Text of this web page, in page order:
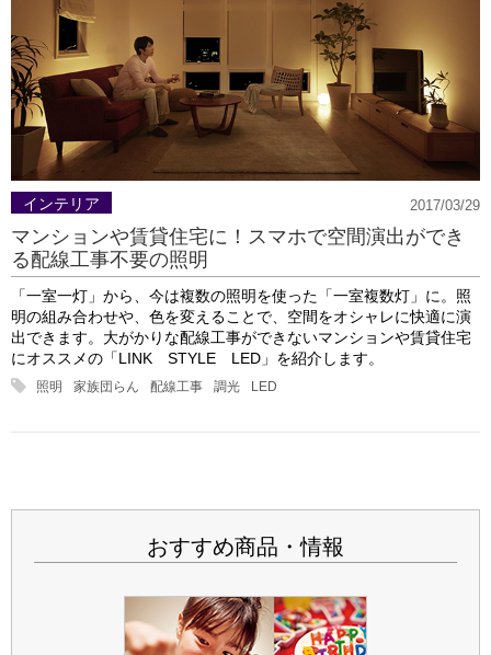
インテリア
マンションや賃貸住宅に！スマホで空間演出ができ
る配線工事不要の照明
2017/03/29
「一室一灯」から、今は複数の照明を使った「一室複数灯」に。照
明の組み合わせや、色を変えることで、空間をオシャレに快適に演
出できます。大がかりな配線工事ができないマンションや賃貸住宅
にオススメの「LINK STYLE LED」を紹介します。
照明 家族団らん 配線工事 調光 LED
おすすめ商品・情報